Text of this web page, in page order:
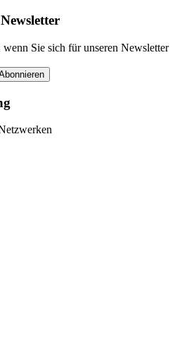
Sie sich für unseren Newsletter